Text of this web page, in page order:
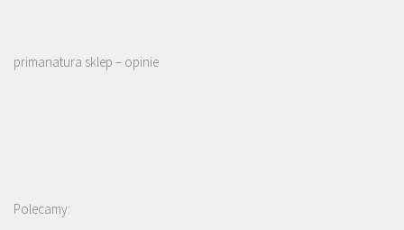
primanatura sklep – opinie
Polecamy: